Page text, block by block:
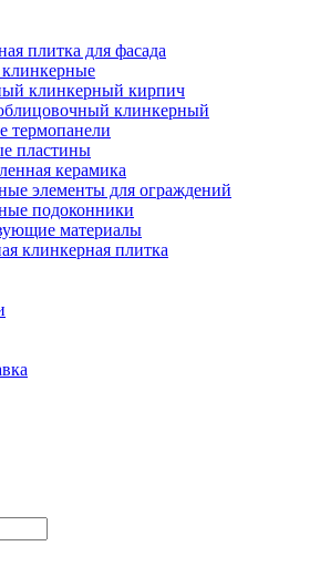
плитка для фасада
клинкерный кирпич
клинкерный
термопанели
пластины
керамика
элементы для ограждений
подоконники
материалы
клинкерная плитка